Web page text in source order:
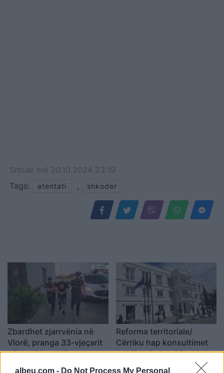
albeu.com - Do Not Process My Personal
Shtuar më 30.10.2024 23:19
Tags:
atentati , shkoder
Zbardhet zjarrvënia në
Vlorë, pranga 33-vjeçarit
që dogji banesën e
Reforma territoriale/
Cërriku hap konsultimet
publike, Doka: Qëndrimi
do të bazohet te zëri i